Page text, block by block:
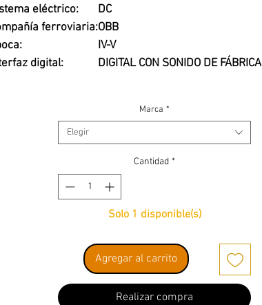
eléctrico:
DC
ferroviaria:OBB
IV-V
digital:
DIGITAL CON SONIDO DE FÁBRICA
Marca *
Elegir
Cantidad *
Solo 1 disponible(s)
Agregar al carrito
Realizar compra